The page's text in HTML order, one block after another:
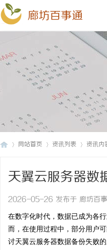
廊坊百事通
网站首页 资讯列表 资讯内
天翼云服务器数
2026-05-26 发布于 廊坊百
在数字化时代，数据已成为各
而，在使用过程中，部分用户
讨天翼云服务器数据备份失败